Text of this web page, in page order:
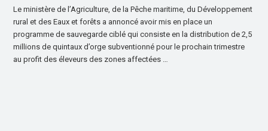
Le ministère de l’Agriculture, de la Pêche maritime, du Développement
rural et des Eaux et forêts a annoncé avoir mis en place un
programme de sauvegarde ciblé qui consiste en la distribution de 2,5
millions de quintaux d’orge subventionné pour le prochain trimestre
au profit des éleveurs des zones affectées …